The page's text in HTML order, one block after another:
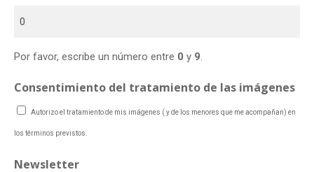
Por favor, escribe un número entre 0 y 9.
Consentimiento del tratamiento de las imágenes
Autorizo el tratamiento de mis imágenes ( y de los menores que me acompañan) en
los términos previstos.
Newsletter